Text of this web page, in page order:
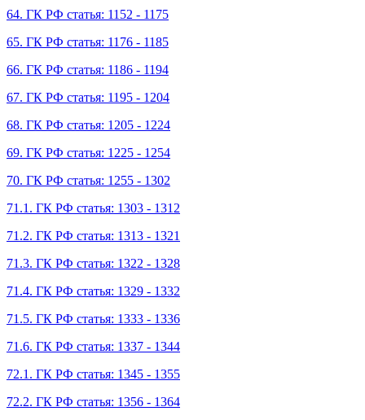
64. ГК РФ статья: 1152 - 1175
65. ГК РФ статья: 1176 - 1185
66. ГК РФ статья: 1186 - 1194
67. ГК РФ статья: 1195 - 1204
68. ГК РФ статья: 1205 - 1224
69. ГК РФ статья: 1225 - 1254
70. ГК РФ статья: 1255 - 1302
71.1. ГК РФ статья: 1303 - 1312
71.2. ГК РФ статья: 1313 - 1321
71.3. ГК РФ статья: 1322 - 1328
71.4. ГК РФ статья: 1329 - 1332
71.5. ГК РФ статья: 1333 - 1336
71.6. ГК РФ статья: 1337 - 1344
72.1. ГК РФ статья: 1345 - 1355
72.2. ГК РФ статья: 1356 - 1364